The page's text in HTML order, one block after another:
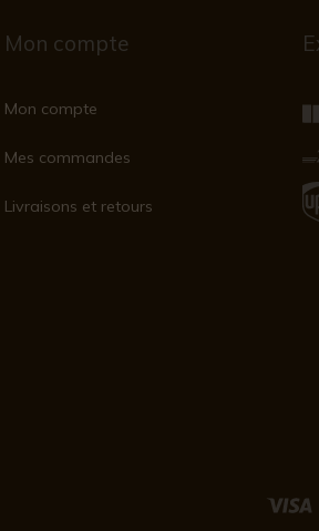
Mon compte
Mon compte
Mes commandes
Livraisons et retours